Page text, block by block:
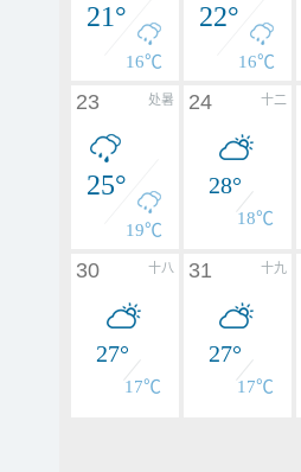
21°
16℃
22°
16℃
处暑
23
25°
19℃
十二
24
28°
18℃
十八
30
27°
17℃
十九
31
27°
17℃